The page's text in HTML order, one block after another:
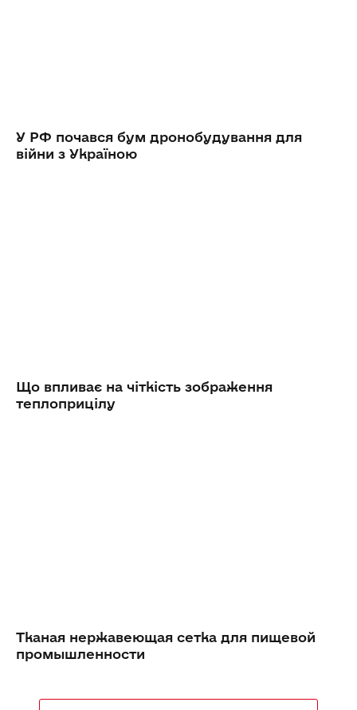
У РФ почався бум дронобудування для
війни з Україною
Що впливає на чіткість зображення
теплоприцілу
Тканая нержавеющая сетка для пищевой
промышленности